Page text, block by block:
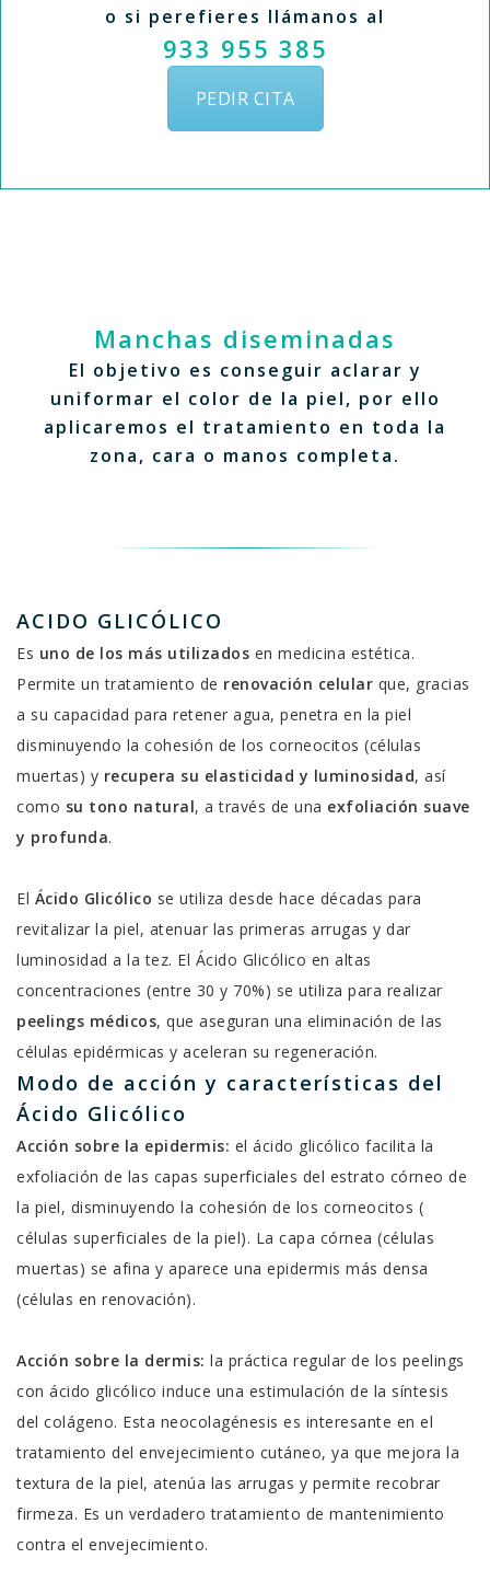
o si perefieres llámanos al
933 955 385
PEDIR CITA
Manchas diseminadas
El objetivo es conseguir aclarar y
uniformar el color de la piel, por ello
aplicaremos el tratamiento en toda la
zona, cara o manos completa.
ACIDO GLICÓLICO
Es uno de los más utilizados en medicina estética.
Permite un tratamiento de renovación celular que, gracias
a su capacidad para retener agua, penetra en la piel
disminuyendo la cohesión de los corneocitos (células
muertas) y recupera su elasticidad y luminosidad, así
como su tono natural, a través de una exfoliación suave
y profunda.
El Ácido Glicólico se utiliza desde hace décadas para
revitalizar la piel, atenuar las primeras arrugas y dar
luminosidad a la tez. El Ácido Glicólico en altas
concentraciones (entre 30 y 70%) se utiliza para realizar
peelings médicos, que aseguran una eliminación de las
células epidérmicas y aceleran su regeneración.
Modo de acción y características del
Ácido Glicólico
Acción sobre la epidermis: el ácido glicólico facilita la
exfoliación de las capas superficiales del estrato córneo de
la piel, disminuyendo la cohesión de los corneocitos (
células superficiales de la piel). La capa córnea (células
muertas) se afina y aparece una epidermis más densa
(células en renovación).
Acción sobre la dermis: la práctica regular de los peelings
con ácido glicólico induce una estimulación de la síntesis
del colágeno. Esta neocolagénesis es interesante en el
tratamiento del envejecimiento cutáneo, ya que mejora la
textura de la piel, atenúa las arrugas y permite recobrar
firmeza. Es un verdadero tratamiento de mantenimiento
contra el envejecimiento.